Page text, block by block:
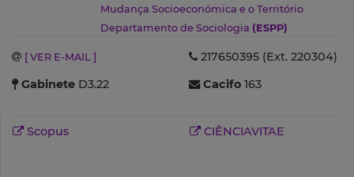
Mudança Socioeconómica e o Território
Departamento de Sociologia (ESPP)
[ VER E-MAIL ]
217650395 (Ext. 220304)
Gabinete D3.22 Cacifo 163
Scopus CIÊNCIAVITAE